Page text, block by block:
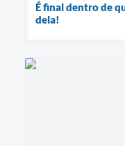
É final dentro de
dela!